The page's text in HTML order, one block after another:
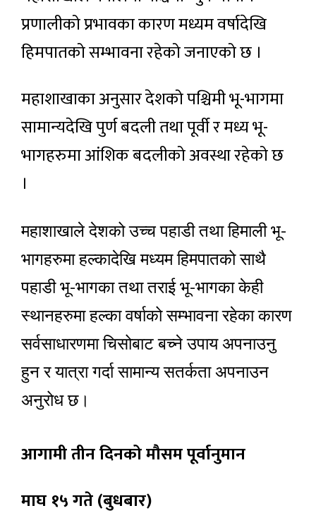
प्रणालीको प्रभावका कारण मध्यम वर्षादेखि
हिमपातको सम्भावना रहेको जनाएको छ ।
महाशाखाका अनुसार देशको पश्चिमी भू-भागमा
सामान्यदेखि पुर्ण बदली तथा पूर्वी र मध्य भू-
भागहरुमा आंशिक बदलीको अवस्था रहेको छ
।
महाशाखाले देशको उच्च पहाडी तथा हिमाली भू-
भागहरुमा हल्कादेखि मध्यम हिमपातको साथै
पहाडी भू-भागका तथा तराई भू-भागका केही
स्थानहरुमा हल्का वर्षाको सम्भावना रहेका कारण
सर्वसाधारणमा चिसोबाट बच्ने उपाय अपनाउनु
हुन र यात्रा गर्दा सामान्य सतर्कता अपनाउन
अनुरोध छ।
आगामी तीन दिनको मौसम पूर्वानुमान
माघ १५ गते (बुधबार)